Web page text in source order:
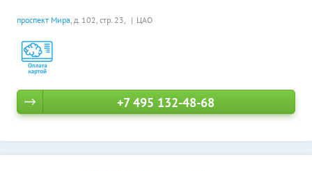
проспект Мира, д. 102, стр. 23, ЦАО
+7 495 132-48-68